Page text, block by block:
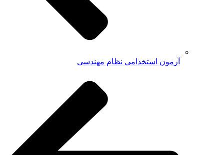
آزمون استخدامی نظام مهندسی